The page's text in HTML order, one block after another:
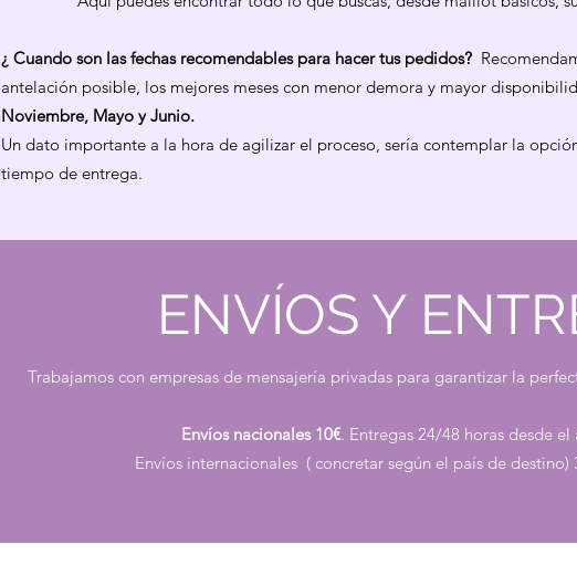
¿ Cuando son las fechas recomendables para hacer tus pedidos?
antelación posible, los mejores meses con menor demora y mayor
Noviembre, Mayo y Junio.
Un dato importante a la hora de agilizar el proceso, sería contemplar la
tiempo de entrega.​​
ENVÍOS Y
Trabajamos con empresas de mensajería privadas para garantizar la
Envíos nacionales 10€. Entregas 24/48 horas desde el
Envíos internacionales ( concretar según el país de destino)